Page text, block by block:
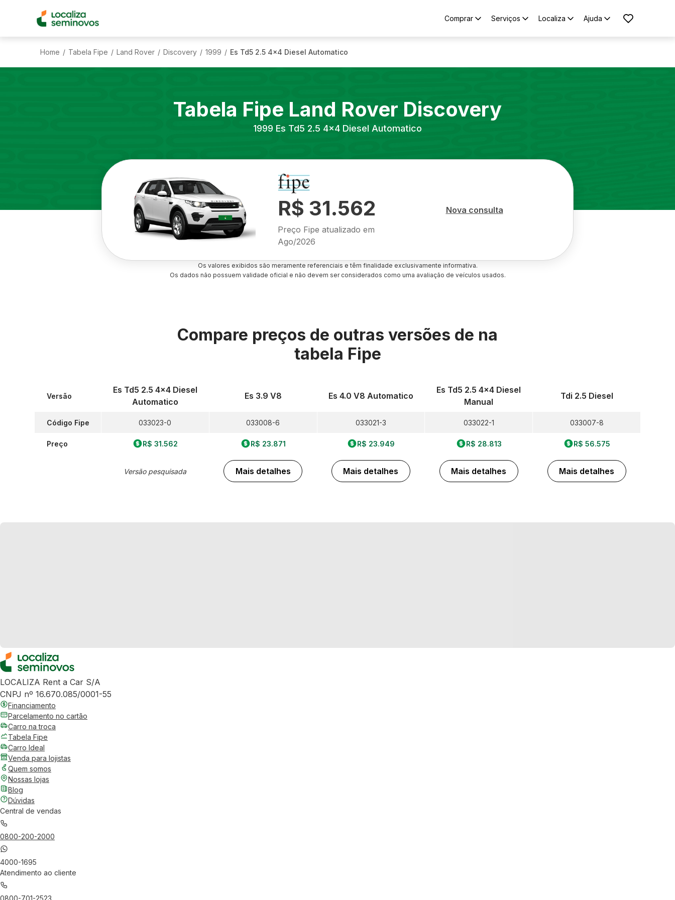
Comprar Serviços Localiza Ajuda
Home / Tabela Fipe / Land Rover / Discovery / 1999 / Es Td5 2.5 4x4 Diesel Automatico
Tabela Fipe Land Rover Discovery
1999 Es Td5 2.5 4x4 Diesel Automatico
R$ 31.562
Preço Fipe atualizado em
Ago/2026
Nova consulta
Os valores exibidos são meramente referenciais e têm finalidade exclusivamente informativa.
Os dados não possuem validade oficial e não devem ser considerados como uma avaliação de veículos usados.
Compare preços de outras versões de na
tabela Fipe
Versão
Código Fipe
Preço
Es Td5 2.5 4x4 Diesel
Automatico
033023-0
R$ 31.562
Versão pesquisada
Es 3.9 V8
033008-6
R$ 23.871
Mais detalhes
Es 4.0 V8 Automatico
033021-3
R$ 23.949
Mais detalhes
Es Td5 2.5 4x4 Diesel
Manual
033022-1
R$ 28.813
Mais detalhes
Tdi 2.5 Diesel
033007-8
R$ 56.575
Mais detalhes
LOCALIZA Rent a Car S/A
CNPJ nº 16.670.085/0001-55
Financiamento
Parcelamento no cartão
Carro na troca
Tabela Fipe
Carro Ideal
Venda para lojistas
Quem somos
Nossas lojas
Blog
Dúvidas
Central de vendas
0800-200-2000
4000-1695
Atendimento ao cliente
0800-701-2523